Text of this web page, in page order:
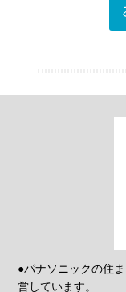
●パナソニックの住
営しています。